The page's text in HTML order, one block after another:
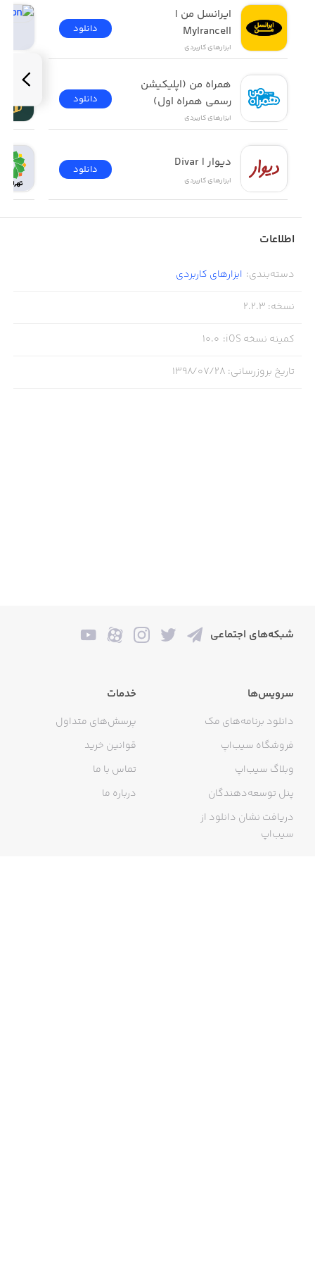
-علاقه مندی ها
-جستجو
-گالری تصاویر
-درباره ما
-اطلاعات تماس
-چت انلاین
-نمایش موقعیت مجموعه روی نقشه
MyIrancell
ابزار‌های کاربردی
دانلود
رسمی همراه اول)
ابزار‌های کاربردی
دانلود
دیوار | Divar
ابزار‌های کاربردی
دانلود
اطلاعات
دسته‌بندی: ابزار‌های کاربردی
نسخه:
2.2.3
کمینه نسخه iOS :
10.0
تاریخ بروزرسانی: ۱۳۹۸/۰۷/۲۸
شبکه‌های اجتماعی
سرویس‌ها
دانلود برنامه‌های مک
فروشگاه سیب‌اپ
وبلاگ سیب‌اپ
پنل توسعه‌دهندگان
دریافت نشان دانلود از
سیب‌اپ
خدمات
پرسش‌های متداول
قوانین خرید
تماس با ما
درباره ما